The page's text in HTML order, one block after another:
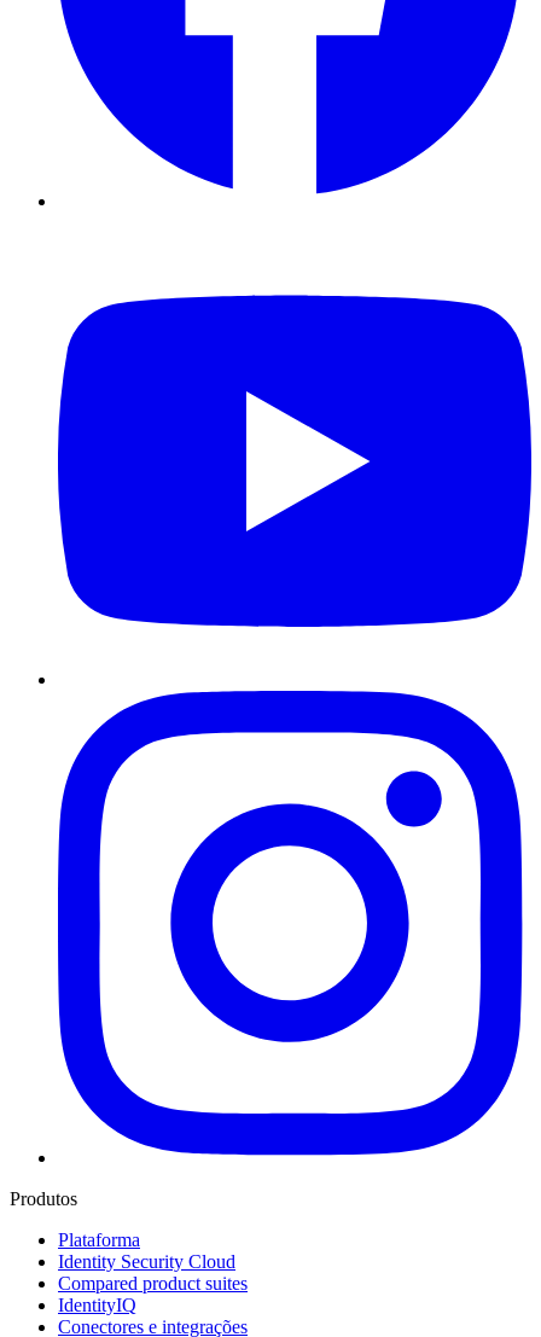
Produtos
Plataforma
Identity Security Cloud
Compared product suites
IdentityIQ
Conectores e integrações